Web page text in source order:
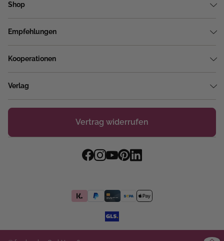
Shop
Empfehlungen
Kooperationen
Verlag
Vertrag widerrufen